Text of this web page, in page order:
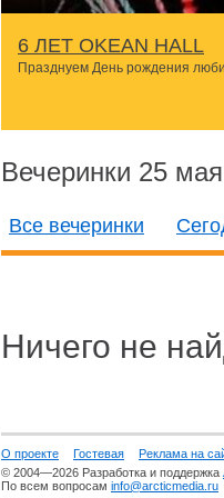
6 ЛЕТ OKEAN HALL
Празднуем День рождения
Вечеринки 25 мая
Все вечеринки
Ничего не
О проекте Гостевая
Реклама на
© 2004—2026 Разработка и поддержка
По всем вопросам info@arcticmedia.ru